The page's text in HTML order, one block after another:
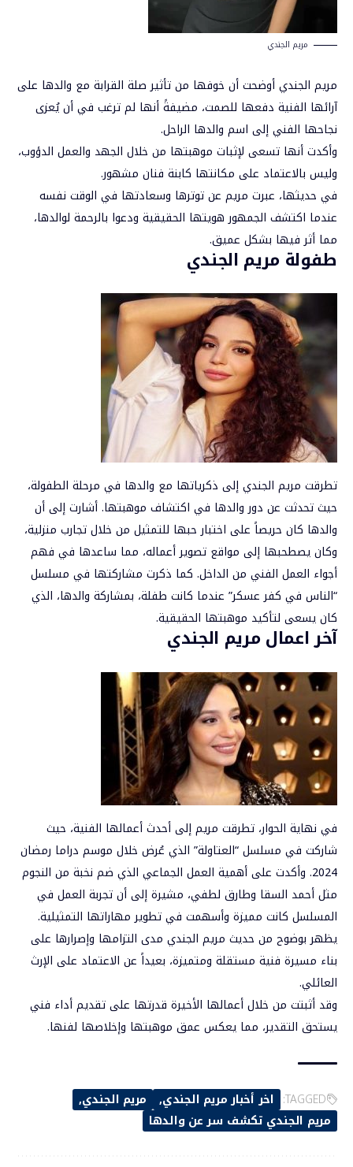
مريم الجندي
مريم الجندي أوضحت أن خوفها من تأثير صلة القرابة مع والدها على
آرائها الفنية دفعها للصمت، مضيفةً أنها لم ترغب في أن يُعزى
نجاحها الفني إلى اسم والدها الراحل.
وأكدت أنها تسعى لإثبات موهبتها من خلال الجهد والعمل الدؤوب،
وليس بالاعتماد على مكانتها كابنة فنان مشهور.
في حديثها، عبرت مريم عن توترها وسعادتها في الوقت نفسه
عندما اكتشف الجمهور هويتها الحقيقية ودعوا بالرحمة لوالدها،
مما أثر فيها بشكل عميق.
طفولة مريم الجندي
تطرقت مريم الجندي إلى ذكرياتها مع والدها في مرحلة الطفولة،
حيث تحدثت عن دور والدها في اكتشاف موهبتها. أشارت إلى أن
والدها كان حريصاً على اختبار حبها للتمثيل من خلال تجارب منزلية،
وكان يصطحبها إلى مواقع تصوير أعماله، مما ساعدها في فهم
أجواء العمل الفني من الداخل. كما ذكرت مشاركتها في مسلسل
“الناس في كفر عسكر” عندما كانت طفلة، بمشاركة والدها، الذي
كان يسعى لتأكيد موهبتها الحقيقية.
آخر اعمال مريم الجندي
في نهاية الحوار، تطرقت مريم إلى أحدث أعمالها الفنية، حيث
شاركت في مسلسل “العتاولة” الذي عُرض خلال موسم دراما رمضان
2024. وأكدت على أهمية العمل الجماعي الذي ضم نخبة من النجوم
مثل أحمد السقا وطارق لطفي، مشيرة إلى أن تجربة العمل في
المسلسل كانت مميزة وأسهمت في تطوير مهاراتها التمثيلية.
يظهر بوضوح من حديث مريم الجندي مدى التزامها وإصرارها على
بناء مسيرة فنية مستقلة ومتميزة، بعيداً عن الاعتماد على الإرث
العائلي.
وقد أثبتت من خلال أعمالها الأخيرة قدرتها على تقديم أداء فني
يستحق التقدير، مما يعكس عمق موهبتها وإخلاصها لفنها.
TAGGED: اخر أخبار مريم الجندي
مريم الجندي
مريم الجندي تكشف سر عن والدها